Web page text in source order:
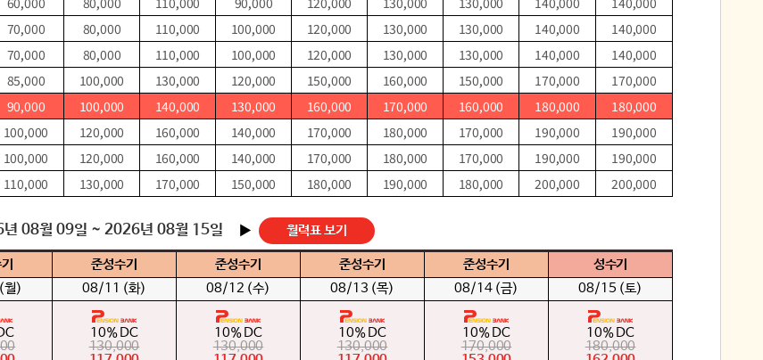
70,000 80,000 110,000 100,000 120,000 130,000 130,000 140,000
140,000
70,000 80,000 110,000 100,000 120,000 130,000 130,000 140,000
140,000
85,000 100,000 130,000 120,000 150,000 160,000 150,000 170,000
170,000
90,000 100,000 140,000 130,000 160,000 170,000 160,000 180,000
180,000
100,000 120,000 160,000 140,000 170,000 180,000 170,000 190,000
190,000
100,000 120,000 160,000 140,000 170,000 180,000 170,000 190,000
190,000
110,000 130,000 170,000 150,000 180,000 190,000 180,000 200,000 200,000